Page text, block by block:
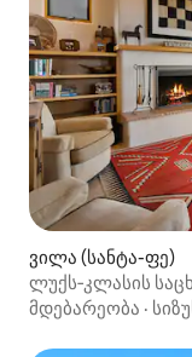
ვილა (სანტა-ფე)
ლუქს‑კლასის
მდებარეობა ·